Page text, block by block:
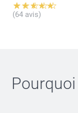
(64 avis)